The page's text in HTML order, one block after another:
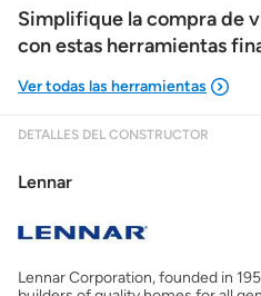
Simplifique la compra de
con estas herramientas
Costos casa nueva vs.
Obtener mi puntaje
DETALLES DEL CONSTRUCTOR
Lennar
Lennar Corporation, founded in